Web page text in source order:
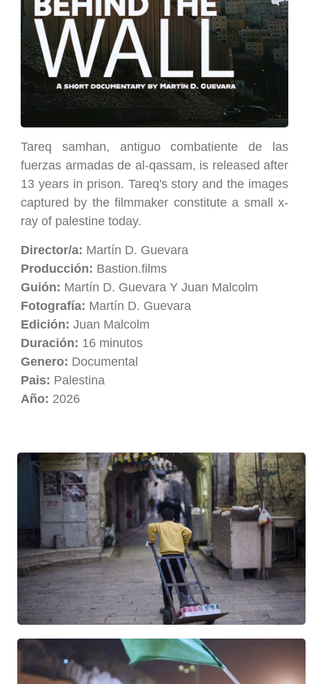
Tareq samhan, antiguo combatiente de las
fuerzas armadas de al-qassam, is released after
13 years in prison. Tareq's story and the images
captured by the filmmaker constitute a small x-
ray of palestine today.
Director/a: Martín D. Guevara
Producción: Bastion.films
Guión: Martín D. Guevara Y Juan Malcolm
Fotografía: Martín D. Guevara
Edición: Juan Malcolm
Duración: 16 minutos
Genero: Documental
Pais: Palestina
Año: 2026